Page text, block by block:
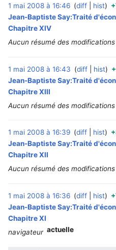
1 mai 2008 à 16:46 diff hist
Jean-Baptiste Say:Traité
Chapitre XIV
Aucun résumé des modifications
1 mai 2008 à 16:43 diff hist
Jean-Baptiste Say:Traité
Chapitre XIII
Aucun résumé des modifications
1 mai 2008 à 16:39 diff hist
Jean-Baptiste Say:Traité
Chapitre XII
Aucun résumé des modifications
1 mai 2008 à 16:36 diff hist
Jean-Baptiste Say:Traité
Chapitre XI
navigateur actuelle